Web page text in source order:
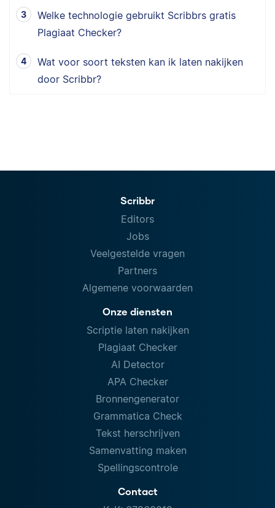
Welke technologie gebruikt Scribbrs gratis
Plagiaat Checker?
Wat voor soort teksten kan ik laten nakijken
door Scribbr?
Scribbr
Editors
Jobs
Veelgestelde vragen
Partners
Algemene voorwaarden
Onze diensten
Scriptie laten nakijken
Plagiaat Checker
AI Detector
APA Checker
Bronnengenerator
Grammatica Check
Tekst herschrijven
Samenvatting maken
Spellingscontrole
Contact